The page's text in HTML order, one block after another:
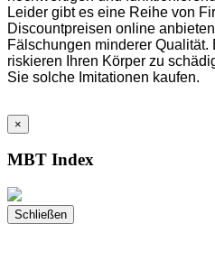
Leider gibt es eine Reihe von
Discountpreisen online
Fälschungen minderer
riskieren Ihren Körper zu
Sie solche Imitationen kaufen.
×
MBT Index
Schließen